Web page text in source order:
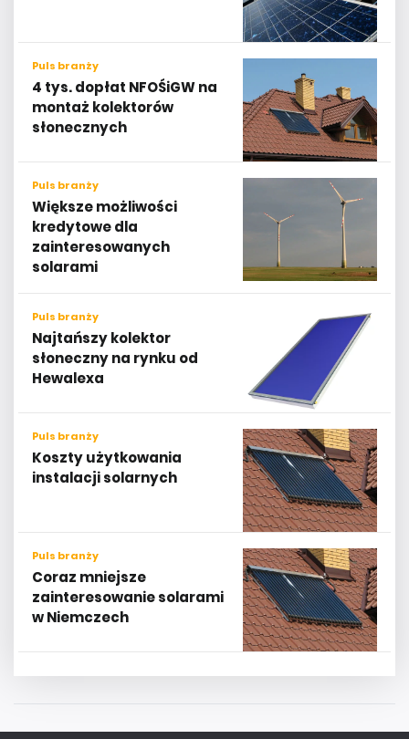
Puls branży
4 tys. dopłat NFOŚiGW na
montaż kolektorów
słonecznych
Puls branży
Większe możliwości
kredytowe dla
zainteresowanych
solarami
Puls branży
Najtańszy kolektor
słoneczny na rynku od
Hewalexa
Puls branży
Koszty użytkowania
instalacji solarnych
Puls branży
Coraz mniejsze
zainteresowanie solarami
w Niemczech